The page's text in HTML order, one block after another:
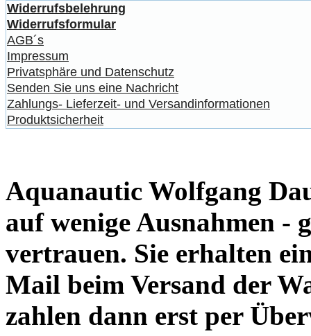
Widerrufsbelehrung
Widerrufsformular
AGB´s
Impressum
Privatsphäre und Datenschutz
Senden Sie uns eine Nachricht
Zahlungs- Lieferzeit- und Versandinformationen
Produktsicherheit
Aquanautic Wolfgang
auf wenige Ausnahmen -
vertrauen. Sie erhalten
Mail beim Versand der
zahlen dann erst per